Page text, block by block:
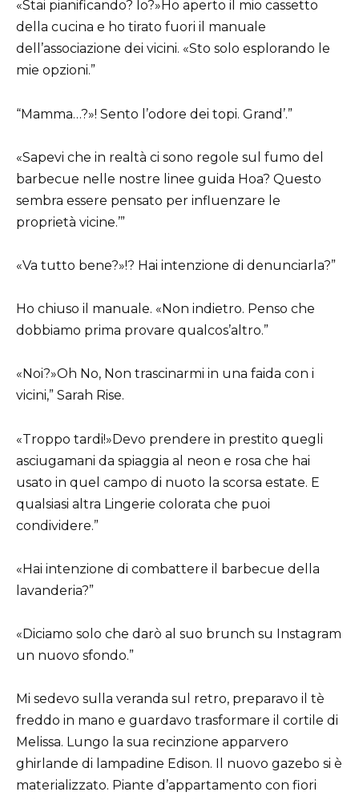
«Stai pianificando? Io?»Ho aperto il mio cassetto
della cucina e ho tirato fuori il manuale
dell’associazione dei vicini. «Sto solo esplorando le
mie opzioni.”
“Mamma…?»! Sento l’odore dei topi. Grand’.”
«Sapevi che in realtà ci sono regole sul fumo del
barbecue nelle nostre linee guida Hoa? Questo
sembra essere pensato per influenzare le
proprietà vicine.’”
«Va tutto bene?»!? Hai intenzione di denunciarla?”
Ho chiuso il manuale. «Non indietro. Penso che
dobbiamo prima provare qualcos’altro.”
«Noi?»Oh No, Non trascinarmi in una faida con i
vicini,” Sarah Rise.
«Troppo tardi!»Devo prendere in prestito quegli
asciugamani da spiaggia al neon e rosa che hai
usato in quel campo di nuoto la scorsa estate. E
qualsiasi altra Lingerie colorata che puoi
condividere.”
«Hai intenzione di combattere il barbecue della
lavanderia?”
«Diciamo solo che darò al suo brunch su Instagram
un nuovo sfondo.”
Mi sedevo sulla veranda sul retro, preparavo il tè
freddo in mano e guardavo trasformare il cortile di
Melissa. Lungo la sua recinzione apparvero
ghirlande di lampadine Edison. Il nuovo gazebo si è
materializzato. Piante d’appartamento con fiori